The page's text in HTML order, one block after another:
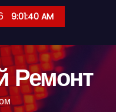
9:01:41 AM
Ремонт